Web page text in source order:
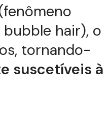
hair), o
tornando-
suscetíveis à